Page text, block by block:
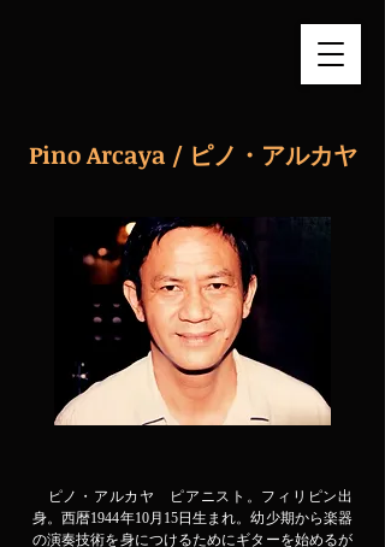
Pino Arcaya / ピノ・アルカヤ
ピノ・アルカヤ ピアニスト。フィリピン出
身。西暦1944年10月15日生まれ。幼少期から楽器
の演奏技術を身につけるためにギターを始めるが